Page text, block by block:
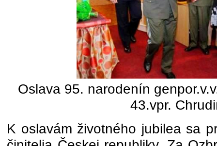
Oslava 95. narodenín
43.vpr.
K oslavám životného jubilea sa